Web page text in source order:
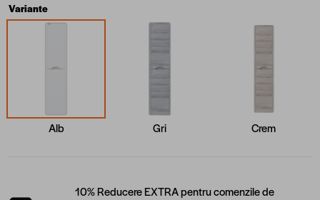
Variante
Alb Gri Crem
10% Reducere EXTRA pentru comenzile de